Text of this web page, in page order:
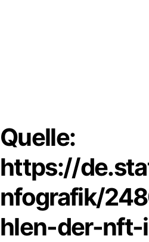
Quelle:
https://
nfografik/
hlen-der-